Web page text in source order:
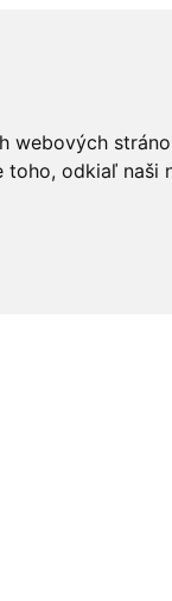
webových
odkiaľ naši